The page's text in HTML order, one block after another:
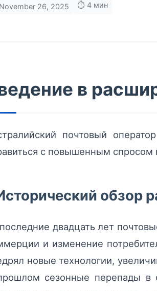
26, 2025 ⏱️ 4 мин
в
почтовый
с повышенным спросом
обзор
двадцать лет
и изменение
новые технологии,
сезонные перепады в